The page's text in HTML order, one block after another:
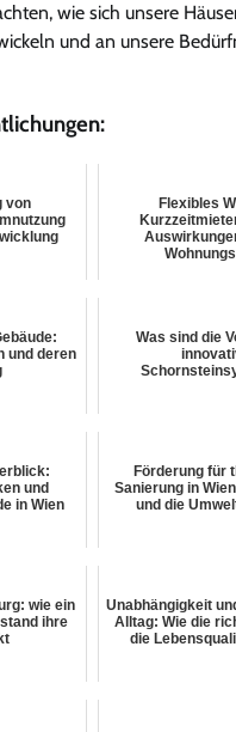
wie sich unsere
und an unsere
von
Flexibles
und deren
Was sind die
und
in Wien
Förderung für
Sanierung in
und die
wie ein
ihre
Unabhängigkeit
Alltag: Wie die
die